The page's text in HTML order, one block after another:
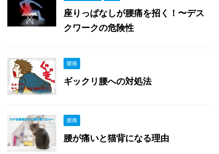
座りっぱなしが腰痛を招く！〜デス
クワークの危険性
腰痛
ギックリ腰への対処法
腰痛
腰が痛いと猫背になる理由